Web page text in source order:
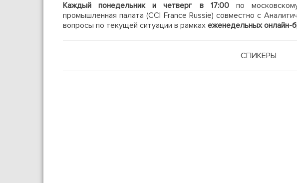
Каждый понедельник и четверг в 17:00по
промышленная палата (CCI France Russie) совместно с
вопросы по текущей ситуации в рамках еженедельных онлайн-
СПИКЕРЫ